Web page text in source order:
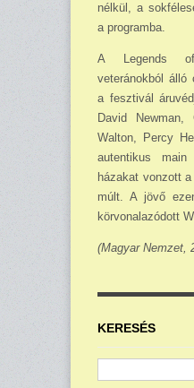
nélkül, a
a programba.
A Legends
veteránokból álló
a fesztivál
David Newman,
Walton, Percy
autentikus
házakat vonzott
múlt. A jövő
körvonalazódott
(Magyar Nemzet,
KERESÉS